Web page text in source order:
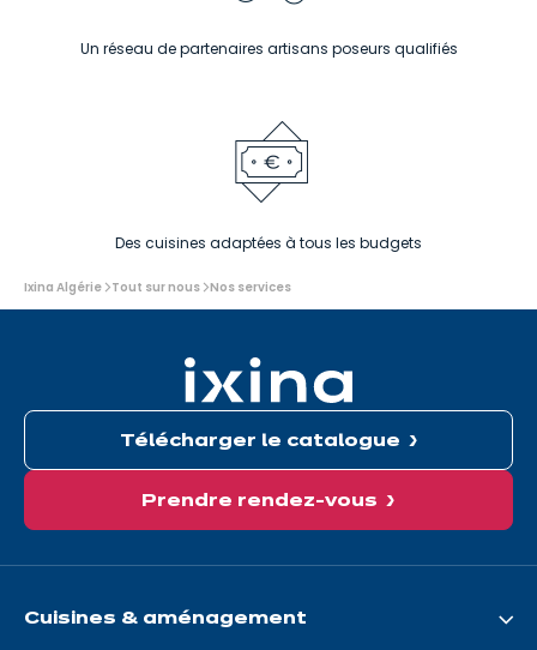
Un réseau de partenaires artisans poseurs qualifiés
Des cuisines adaptées à tous les budgets
Vous
êtes
Ixina Algérie Tout sur nous Nos services
Télécharger le catalogue
Prendre rendez-vous
Cuisines & aménagement